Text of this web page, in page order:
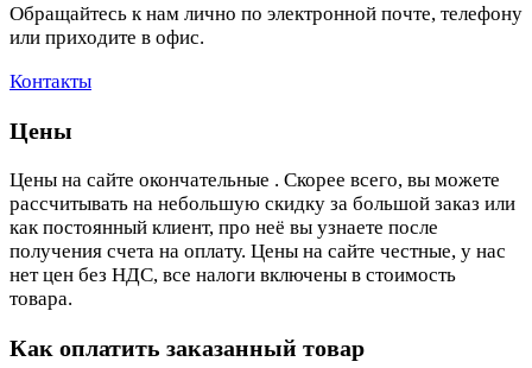
Обращайтесь к нам лично по электронной почте, телефону
или приходите в офис.
Контакты
Цены
Цены на сайте окончательные . Скорее всего, вы можете
рассчитывать на небольшую скидку за большой заказ или
как постоянный клиент, про неё вы узнаете после
получения счета на оплату. Цены на сайте честные, у нас
нет цен без НДС, все налоги включены в стоимость
товара.
Как оплатить заказанный товар